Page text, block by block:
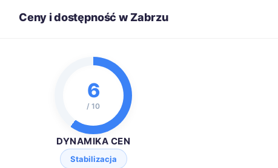
Ceny i dostępność w Zabrzu
6
/ 10
DYNAMIKA CEN
Stabilizacja